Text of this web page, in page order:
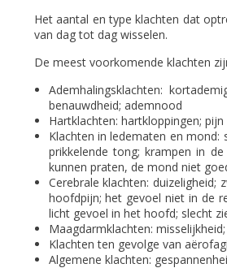
Het aantal en type klachten dat
van dag tot dag wisselen.
De meest voorkomende klachten
Ademhalingsklachten:
benauwdheid; ademnood
Hartklachten: hartkloppingen;
Klachten in ledematen en
prikkelende tong; krampen in
kunnen praten, de mond niet
Cerebrale klachten:
hoofdpijn; het gevoel niet in de
licht gevoel in het hoofd; slecht
Maagdarmklachten:
Klachten ten gevolge van
Algemene klachten: